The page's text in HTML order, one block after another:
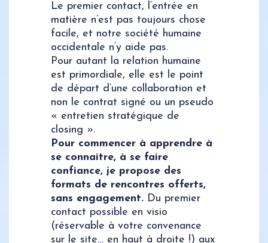
Le premier contact, l’entrée en
matière n’est pas toujours chose
facile, et notre société humaine
occidentale n’y aide pas.
Pour autant la relation humaine
est primordiale, elle est le point
de départ d’une collaboration et
non le contrat signé ou un pseudo
« entretien stratégique de
closing ».
Pour commencer à apprendre à
se connaitre, à se faire
confiance, je propose des
formats de rencontres offerts,
sans engagement. Du premier
contact possible en visio
(réservable à votre convenance
sur le site… en haut à droite !) aux